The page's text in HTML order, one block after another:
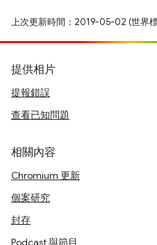
上次更新時間：2019-05-02 (世界標
提供相片
提報錯誤
查看已知問題
相關內容
Chromium 更新
個案研究
封存
Podcast 與節目